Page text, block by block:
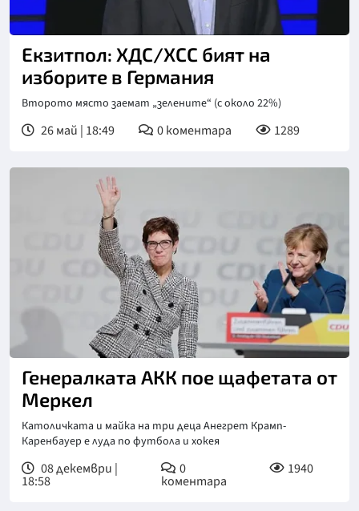
Екзитпол: ХДС/ХСС бият на
изборите в Германия
Второто място заемат „зелените“ (с около 22%)
26 май | 18:49 0коментара 1289
Генералката АКК пое щафетата от
Меркел
Католичката и майка на три деца Анегрет Крамп-
Каренбауер е луда по футбола и хокея
08 декември |
18:58
0
коментара
1940